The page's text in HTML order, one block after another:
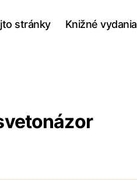
stránky Knižné vydania